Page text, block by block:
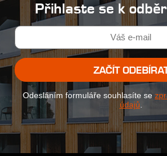
Přihlaste se k
ZAČÍT
Odesláním formuláře souhlasíte se
údajů